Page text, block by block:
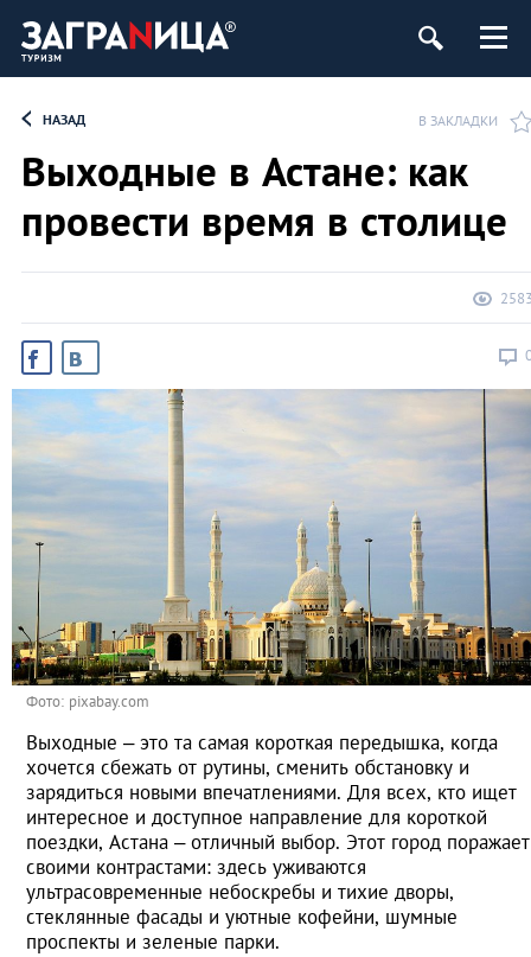
НАЗАД В ЗАКЛАДКИ
Выходные в Астане: как
провести время в столице
Фото: pixabay.com
Выходные – это та самая короткая передышка, когда
хочется сбежать от рутины, сменить обстановку и
зарядиться новыми впечатлениями. Для всех, кто ищет
интересное и доступное направление для короткой
поездки, Астана – отличный выбор. Этот город поражает
своими контрастами: здесь уживаются
ультрасовременные небоскребы и тихие дворы,
стеклянные фасады и уютные кофейни, шумные
проспекты и зеленые парки.